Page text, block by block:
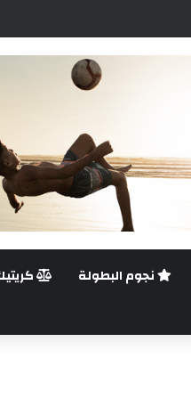
في الرباط الصليبي
نجوم البطولة